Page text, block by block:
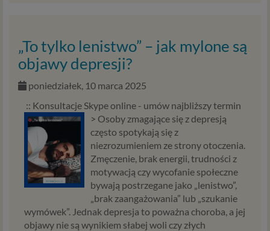
„To tylko lenistwo” – jak mylone są
objawy depresji?
poniedziałek, 10 marca 2025
:: Konsultacje Skype online - umów najbliższy termin
> Osoby zmagające się z depresją
często spotykają się z
niezrozumieniem ze strony otoczenia.
Zmęczenie, brak energii, trudności z
motywacją czy wycofanie społeczne
bywają postrzegane jako „lenistwo”,
„brak zaangażowania” lub „szukanie
wymówek”. Jednak depresja to poważna choroba, a jej
objawy nie są wynikiem słabej woli czy złych